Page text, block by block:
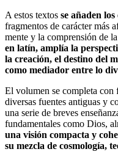
A estos textos se añaden
fragmentos de carácter más
mente y la comprensión de
en latín, amplía la
la creación, el destino del
como mediador entre lo
El volumen se completa con
diversas fuentes antiguas y
una serie de breves
fundamentales como Dios,
una visión compacta y
su mezcla de cosmología,